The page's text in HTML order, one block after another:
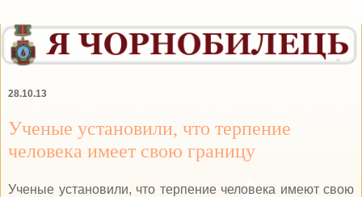
28.10.13
Ученые установили, что терпение
человека имеет свою границу
Ученые установили, что терпение человека имеют свою